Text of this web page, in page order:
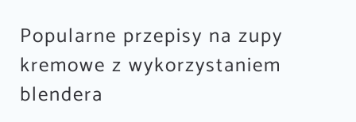
Popularne przepisy na zupy
kremowe z wykorzystaniem
blendera